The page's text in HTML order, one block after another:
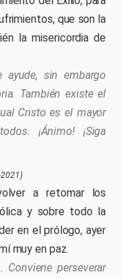
que son la
la misericordia de
ayude, sin embargo
También existe el
Cristo es el mayor
¡Ánimo! ¡Siga
a retomar los
y sobre todo la
en el prólogo, ayer
muy en paz.
perseverar